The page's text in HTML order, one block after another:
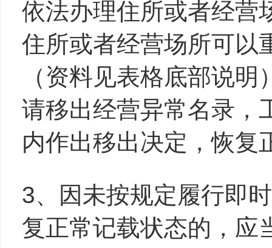
依法办理住所或者经营
住所或者经营场所可以
（资料见表格底部说
请移出经营异常名录，
内作出移出决定，恢复
3、因未按规定履行即
复正常记载状态的，应